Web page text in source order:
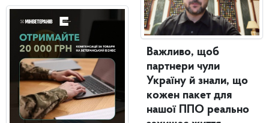
Важливо, щоб
партнери чули
Україну й знали, що
кожен пакет для
нашої ППО реально